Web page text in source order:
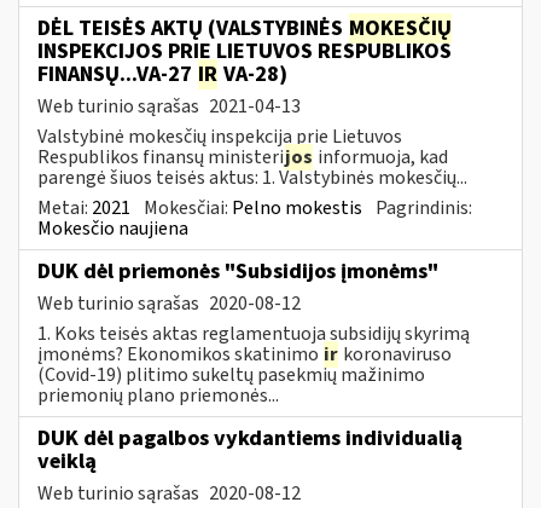
DĖL TEISĖS AKTŲ (VALSTYBINĖS MOKESČIŲ
INSPEKCIJOS PRIE LIETUVOS RESPUBLIKOS
FINANSŲ...VA-27 IR VA-28)
Web turinio sąrašas 2021-04-13
Valstybinė mokesčių inspekcija prie Lietuvos
Respublikos finansų ministerijos informuoja, kad
parengė šiuos teisės aktus: 1. Valstybinės mokesčių...
Metai: 2021 Mokesčiai: Pelno mokestis Pagrindinis:
Mokesčio naujiena
DUK dėl priemonės "Subsidijos įmonėms"
Web turinio sąrašas 2020-08-12
1. Koks teisės aktas reglamentuoja subsidijų skyrimą
įmonėms? Ekonomikos skatinimo ir koronaviruso
(Covid-19) plitimo sukeltų pasekmių mažinimo
priemonių plano priemonės...
DUK dėl pagalbos vykdantiems individualią
veiklą
Web turinio sąrašas 2020-08-12